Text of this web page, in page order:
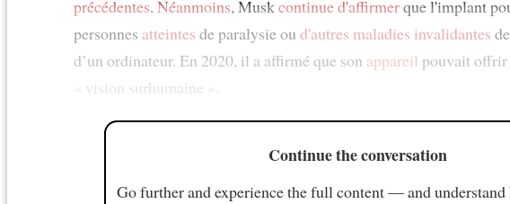
précédentes. Néanmoins, Muskcontinue d'affirmerque l'implant
personnes atteintes de paralysie ou d'autres maladies invalidantes
d’un ordinateur. En 2020, il a affirmé que son appareil pouvait offrir
« vision surhumaine ».
Continue the conversation
Go further and experience the full content — and understand